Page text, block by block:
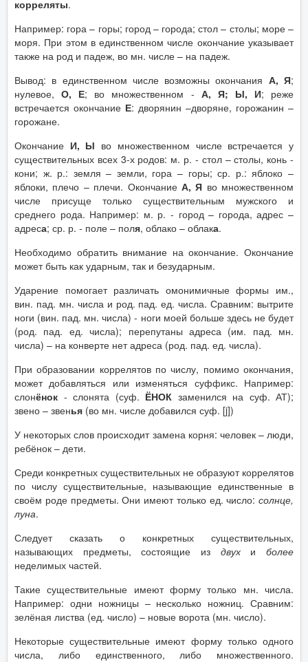
корреляты.
Например: гора – горы; город – города; стол – столы; море –
моря. При этом в единственном числе окончание указывает
также на род и падеж, во мн. числе – на падеж.
Вывод: в единственном числе возможны окончания А, Я;
нулевое,О, Е; во множественном - А, Я; Ы, И; реже
встречается окончание Е: дворянин –дворяне, горожанин –
горожане.
Окончание И, Ы во множественном числе встречается у
существительных всех 3-х родов: м. р. - стол – столы, конь -
кони; ж. р.: земля – земли, гора – горы; ср. р.: яблоко –
яблоки, плечо – плечи. Окончание А, Я во множественном
числе присуще только существительным мужского и
среднего рода. Например: м. р. - город – города, адрес –
адреса; ср. р. - поле – поля, облако – облака.
Необходимо обратить внимание на окончание. Окончание
может быть как ударным, так и безударным.
Ударение помогает различать омонимичные формы им.,
вин. пад. мн. числа и род. пад. ед. числа. Сравним: вытрите
ноги (вин. пад. мн. числа) - ноги моей больше здесь не будет
(род. пад. ед. числа); перепутаны адреса (им. пад. мн.
числа) – на конверте нет адреса (род. пад. ед. числа).
При образовании коррелятов по числу, помимо окончания,
может добавляться или изменяться суффикс. Например:
слонёнок - слонята (суф. ЁНОК заменился на суф. АТ);
звено – звенья (во мн. числе добавился суф. [j])
У некоторых слов происходит замена корня: человек – люди,
ребёнок – дети.
Среди конкретных существительных не образуют коррелятов
по числу существительные, называющие единственные в
своём роде предметы. Они имеют только ед. число: солнце,
луна.
Следует сказать о конкретных существительных,
называющих предметы, состоящие из двухиболее
неделимых частей.
Такие существительные имеют форму только мн. числа.
Например: одни ножницы – несколько ножниц. Сравним:
зелёная листва (ед. число) – новые ворота (мн. число).
Некоторые существительные имеют форму только одного
числа, либо единственного, либо множественного.